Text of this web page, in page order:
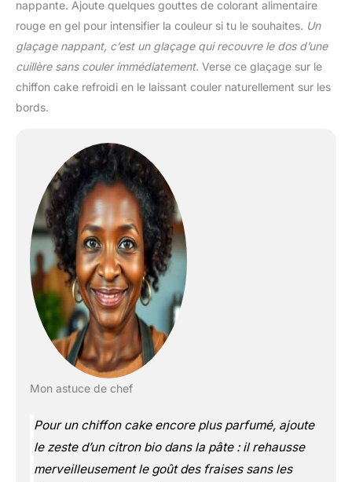
nappante. Ajoute quelques gouttes de colorant alimentaire
rouge en gel pour intensifier la couleur si tu le souhaites. Un
glaçage nappant, c’est un glaçage qui recouvre le dos d’une
cuillère sans couler immédiatement. Verse ce glaçage sur le
chiffon cake refroidi en le laissant couler naturellement sur les
bords.
Mon astuce de chef
Pour un chiffon cake encore plus parfumé, ajoute
le zeste d’un citron bio dans la pâte : il rehausse
merveilleusement le goût des fraises sans les